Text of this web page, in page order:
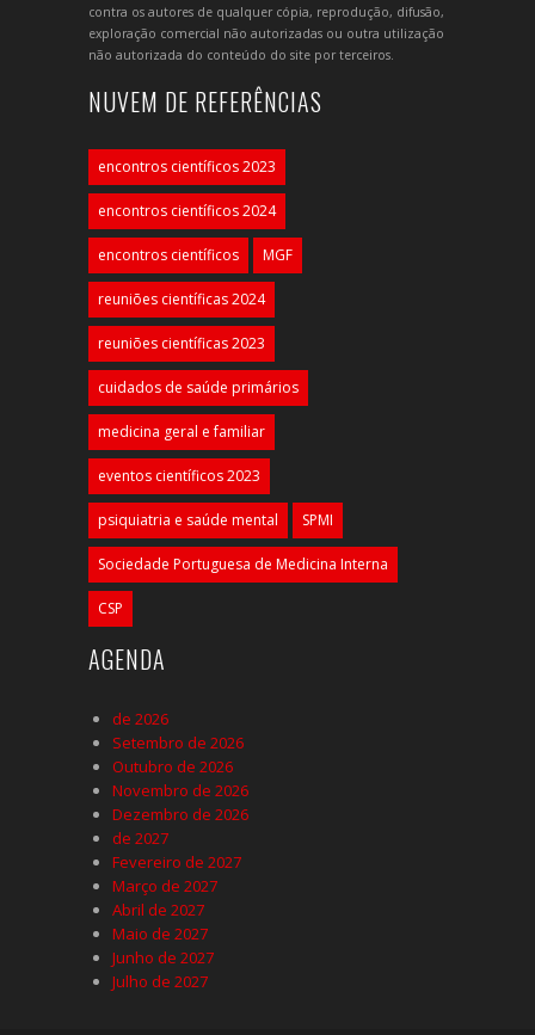
contra os autores de qualquer cópia, reprodução, difusão,
exploração comercial não autorizadas ou outra utilização
não autorizada do conteúdo do site por terceiros.
NUVEM DE REFERÊNCIAS
encontros científicos 2023
encontros científicos 2024
encontros científicos MGF
reuniões científicas 2024
reuniões científicas 2023
cuidados de saúde primários
medicina geral e familiar
eventos científicos 2023
psiquiatria e saúde mental SPMI
Sociedade Portuguesa de Medicina Interna
CSP
AGENDA
de 2026
Setembro de 2026
Outubro de 2026
Novembro de 2026
Dezembro de 2026
de 2027
Fevereiro de 2027
Março de 2027
Abril de 2027
Maio de 2027
Junho de 2027
Julho de 2027